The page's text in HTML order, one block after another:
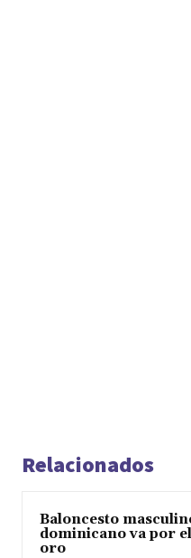
Relacionados
Baloncesto
dominicano va por el
oro